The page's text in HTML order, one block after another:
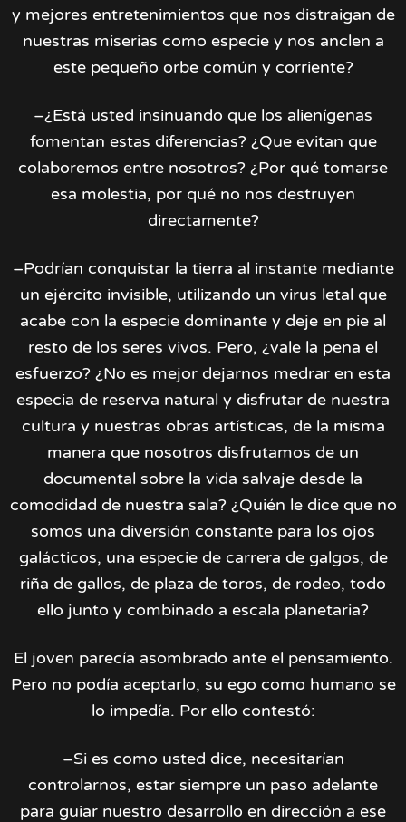
y mejores entretenimientos que nos distraigan de
nuestras miserias como especie y nos anclen a
este pequeño orbe común y corriente?
–¿Está usted insinuando que los alienígenas
fomentan estas diferencias? ¿Que evitan que
colaboremos entre nosotros? ¿Por qué tomarse
esa molestia, por qué no nos destruyen
directamente?
–Podrían conquistar la tierra al instante mediante
un ejército invisible, utilizando un virus letal que
acabe con la especie dominante y deje en pie al
resto de los seres vivos. Pero, ¿vale la pena el
esfuerzo? ¿No es mejor dejarnos medrar en esta
especia de reserva natural y disfrutar de nuestra
cultura y nuestras obras artísticas, de la misma
manera que nosotros disfrutamos de un
documental sobre la vida salvaje desde la
comodidad de nuestra sala? ¿Quién le dice que no
somos una diversión constante para los ojos
galácticos, una especie de carrera de galgos, de
riña de gallos, de plaza de toros, de rodeo, todo
ello junto y combinado a escala planetaria?
El joven parecía asombrado ante el pensamiento.
Pero no podía aceptarlo, su ego como humano se
lo impedía. Por ello contestó:
–Si es como usted dice, necesitarían
controlarnos, estar siempre un paso adelante
para guiar nuestro desarrollo en dirección a ese